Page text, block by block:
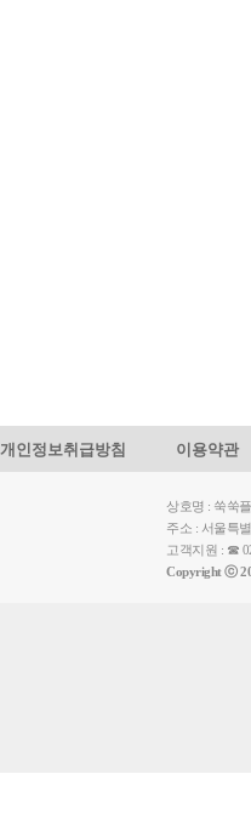
개인정보취급방침 이용약관
상호명 : 쑥쑥
주소 : 서울특
고객지원 : ☎
Copyright ⓒ